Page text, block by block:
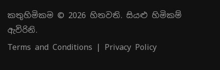
කතුහිමිකම © 2026 හිතවති. සියළු හිමිකම්
ඇවිරිනි.
Terms and Conditions | Privacy Policy